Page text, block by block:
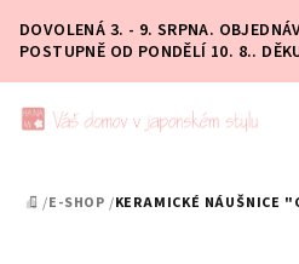
obsah
DOVOLENÁ 3. - 9. SRPNA.
POSTUPNĚ OD PONDĚLÍ 10. 8..
DOMŮ
/E-SHOP /KERAMICKÉ NÁUŠNICE